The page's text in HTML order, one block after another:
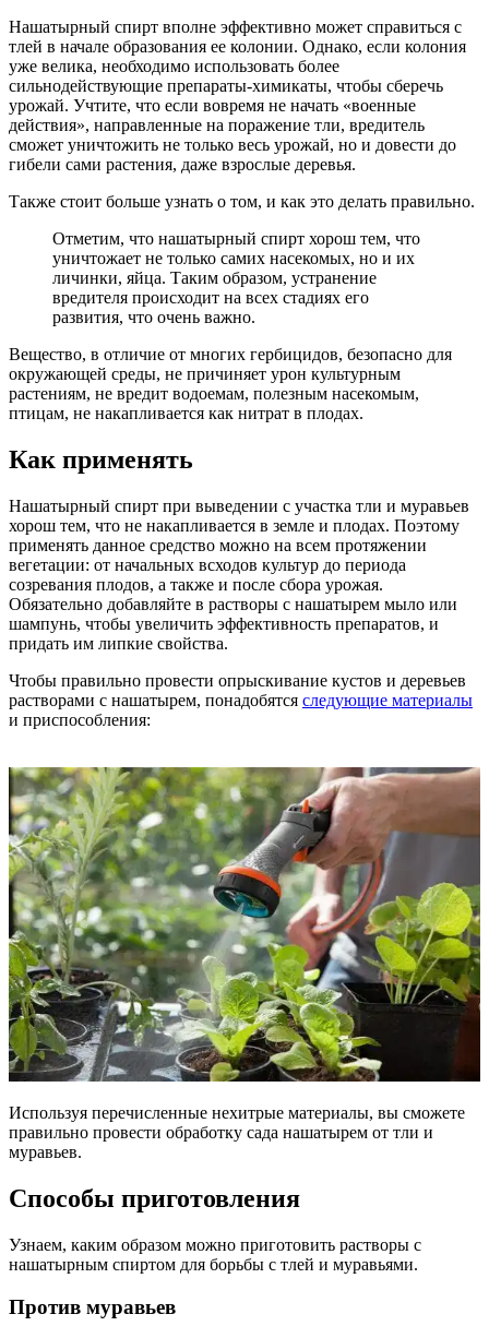
Нашатырный спирт вполне эффективно может справиться с
тлей в начале образования ее колонии. Однако, если колония
уже велика, необходимо использовать более
сильнодействующие препараты-химикаты, чтобы сберечь
урожай. Учтите, что если вовремя не начать «военные
действия», направленные на поражение тли, вредитель
сможет уничтожить не только весь урожай, но и довести до
гибели сами растения, даже взрослые деревья.
Также стоит больше узнать о том, и как это делать правильно.
Отметим, что нашатырный спирт хорош тем, что
уничтожает не только самих насекомых, но и их
личинки, яйца. Таким образом, устранение
вредителя происходит на всех стадиях его
развития, что очень важно.
Вещество, в отличие от многих гербицидов, безопасно для
окружающей среды, не причиняет урон культурным
растениям, не вредит водоемам, полезным насекомым,
птицам, не накапливается как нитрат в плодах.
Как применять
Нашатырный спирт при выведении с участка тли и муравьев
хорош тем, что не накапливается в земле и плодах. Поэтому
применять данное средство можно на всем протяжении
вегетации: от начальных всходов культур до периода
созревания плодов, а также и после сбора урожая.
Обязательно добавляйте в растворы с нашатырем мыло или
шампунь, чтобы увеличить эффективность препаратов, и
придать им липкие свойства.
Чтобы правильно провести опрыскивание кустов и деревьев
растворами с нашатырем, понадобятся следующие материалы
и приспособления:
Используя перечисленные нехитрые материалы, вы сможете
правильно провести обработку сада нашатырем от тли и
муравьев.
Способы приготовления
Узнаем, каким образом можно приготовить растворы с
нашатырным спиртом для борьбы с тлей и муравьями.
Против муравьев